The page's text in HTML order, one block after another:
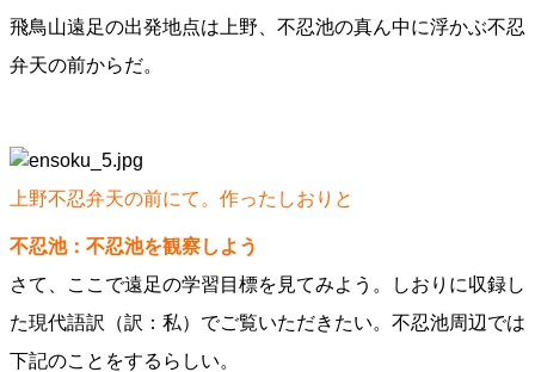
飛鳥山遠足の出発地点は上野、不忍池の真ん中に浮かぶ不忍
弁天の前からだ。
上野不忍弁天の前にて。作ったしおりと
不忍池：不忍池を観察しよう
さて、ここで遠足の学習目標を見てみよう。しおりに収録し
た現代語訳（訳：私）でご覧いただきたい。不忍池周辺では
下記のことをするらしい。